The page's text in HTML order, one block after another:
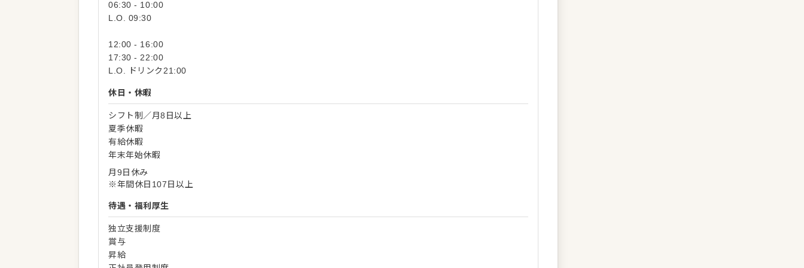
06:30 - 10:00
L.O. 09:30
12:00 - 16:00
17:30 - 22:00
L.O. ドリンク21:00
休日・休暇
シフト制／月8日以上
夏季休暇
有給休暇
年末年始休暇
月9日休み
※年間休日107日以上
待遇・福利厚生
独立支援制度
賞与
昇給